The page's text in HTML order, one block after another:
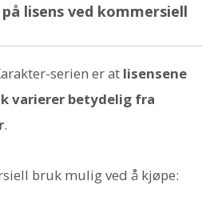
lisens ved kommersiell
serien er at lisensene
varierer betydelig fra
.
bruk mulig ved å kjøpe: